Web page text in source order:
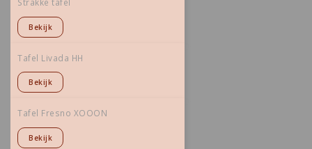
Bekijk
Tafel Livada HH
Bekijk
Tafel Fresno XOOON
Bekijk